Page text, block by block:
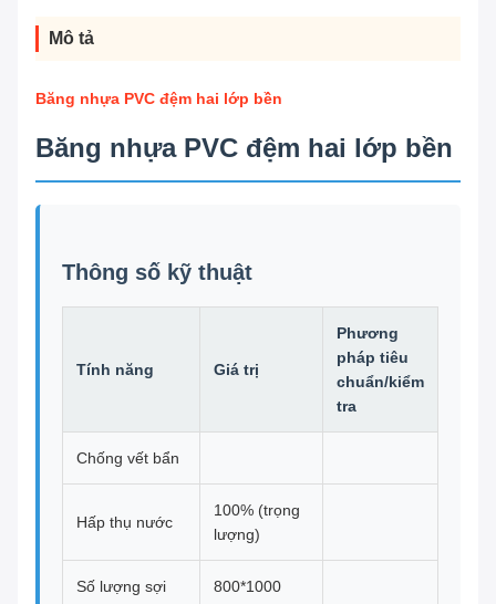
Mô tả
Băng nhựa PVC đệm hai lớp bền
Băng nhựa PVC đệm hai lớp bền
Thông số kỹ thuật
Tính năng Giá trị
Phương
pháp tiêu
chuẩn/kiểm
tra
Chống vết bẩn
Hấp thụ nước
100% (trọng
lượng)
Số lượng sợi 800*1000